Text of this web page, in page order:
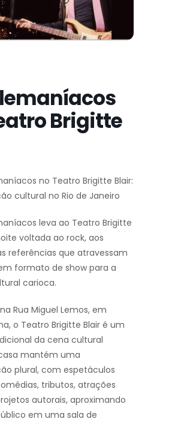
Brigitte
no Teatro Brigitte Blair:
cultural no Rio de Janeiro
leva ao Teatro Brigitte
voltada ao rock, aos
referências que atravessam
formato de show para a
carioca.
Rua Miguel Lemos, em
o Teatro Brigitte Blair é um
da cena cultural
mantém uma
plural, com espetáculos
tributos, atrações
autorais, aproximando
em uma sala de